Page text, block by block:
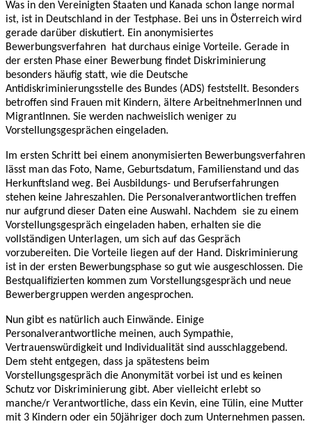
Was in den Vereinigten Staaten und Kanada schon lange normal
ist, ist in Deutschland in der Testphase. Bei uns in Österreich wird
gerade darüber diskutiert. Ein anonymisiertes
Bewerbungsverfahren hat durchaus einige Vorteile. Gerade in
der ersten Phase einer Bewerbung findet Diskriminierung
besonders häufig statt, wie die Deutsche
Antidiskriminierungsstelle des Bundes (ADS) feststellt. Besonders
betroffen sind Frauen mit Kindern, ältere ArbeitnehmerInnen und
MigrantInnen. Sie werden nachweislich weniger zu
Vorstellungsgesprächen eingeladen.
Im ersten Schritt bei einem anonymisierten Bewerbungsverfahren
lässt man das Foto, Name, Geburtsdatum, Familienstand und das
Herkunftsland weg. Bei Ausbildungs- und Berufserfahrungen
stehen keine Jahreszahlen. Die Personalverantwortlichen treffen
nur aufgrund dieser Daten eine Auswahl. Nachdem sie zu einem
Vorstellungsgespräch eingeladen haben, erhalten sie die
vollständigen Unterlagen, um sich auf das Gespräch
vorzubereiten. Die Vorteile liegen auf der Hand. Diskriminierung
ist in der ersten Bewerbungsphase so gut wie ausgeschlossen. Die
Bestqualifizierten kommen zum Vorstellungsgespräch und neue
Bewerbergruppen werden angesprochen.
Nun gibt es natürlich auch Einwände. Einige
Personalverantwortliche meinen, auch Sympathie,
Vertrauenswürdigkeit und Individualität sind ausschlaggebend.
Dem steht entgegen, dass ja spätestens beim
Vorstellungsgespräch die Anonymität vorbei ist und es keinen
Schutz vor Diskriminierung gibt. Aber vielleicht erlebt so
manche/r Verantwortliche, dass ein Kevin, eine Tülin, eine Mutter
mit 3 Kindern oder ein 50jähriger doch zum Unternehmen passen.